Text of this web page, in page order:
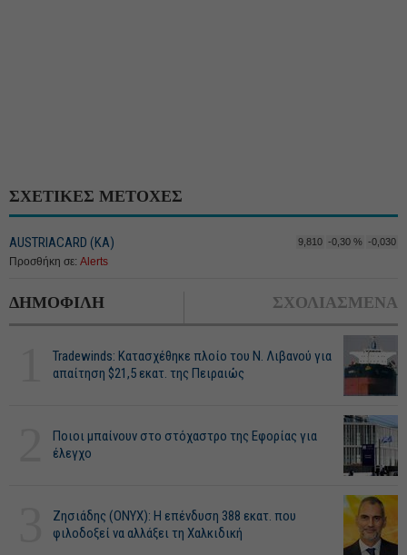
ΣΧΕΤΙΚΕΣ ΜΕΤΟΧΕΣ
AUSTRIACARD (ΚΑ) 9,810 -0,30 % -0,030
Προσθήκη σε: Alerts
ΔΗΜΟΦΙΛΗ ΣΧΟΛΙΑΣΜΕΝΑ
Tradewinds: Κατασχέθηκε πλοίο του Ν. Λιβανού για
απαίτηση $21,5 εκατ. της Πειραιώς
Ποιοι μπαίνουν στο στόχαστρο της Εφορίας για
έλεγχο
Ζησιάδης (ONYX): Η επένδυση 388 εκατ. που
φιλοδοξεί να αλλάξει τη Χαλκιδική